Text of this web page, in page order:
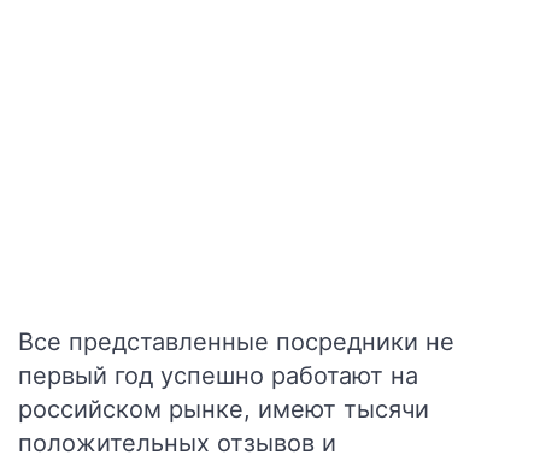
Все представленные посредники не
первый год успешно работают на
российском рынке, имеют тысячи
положительных отзывов и